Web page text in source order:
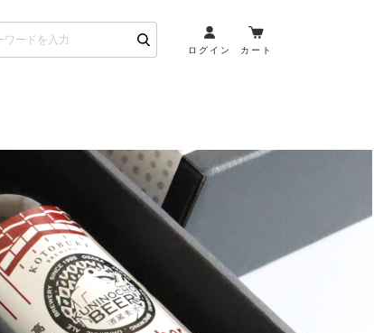
日本酒・焼酎
ワイン・スパークリング
ウイスキー・ブランデー
その他（クラフトビール
etc）
商品一覧
ログイン カート